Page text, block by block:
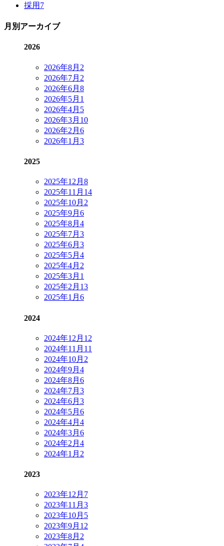
採用 7
月別アーカイブ
2026
2026年8月 2
2026年7月 2
2026年6月 8
2026年5月 1
2026年4月 5
2026年3月 10
2026年2月 6
2026年1月 3
2025
2025年12月 8
2025年11月 14
2025年10月 2
2025年9月 6
2025年8月 4
2025年7月 3
2025年6月 3
2025年5月 4
2025年4月 2
2025年3月 1
2025年2月 13
2025年1月 6
2024
2024年12月 12
2024年11月 11
2024年10月 2
2024年9月 4
2024年8月 6
2024年7月 3
2024年6月 3
2024年5月 6
2024年4月 4
2024年3月 6
2024年2月 4
2024年1月 2
2023
2023年12月 7
2023年11月 3
2023年10月 5
2023年9月 12
2023年8月 2